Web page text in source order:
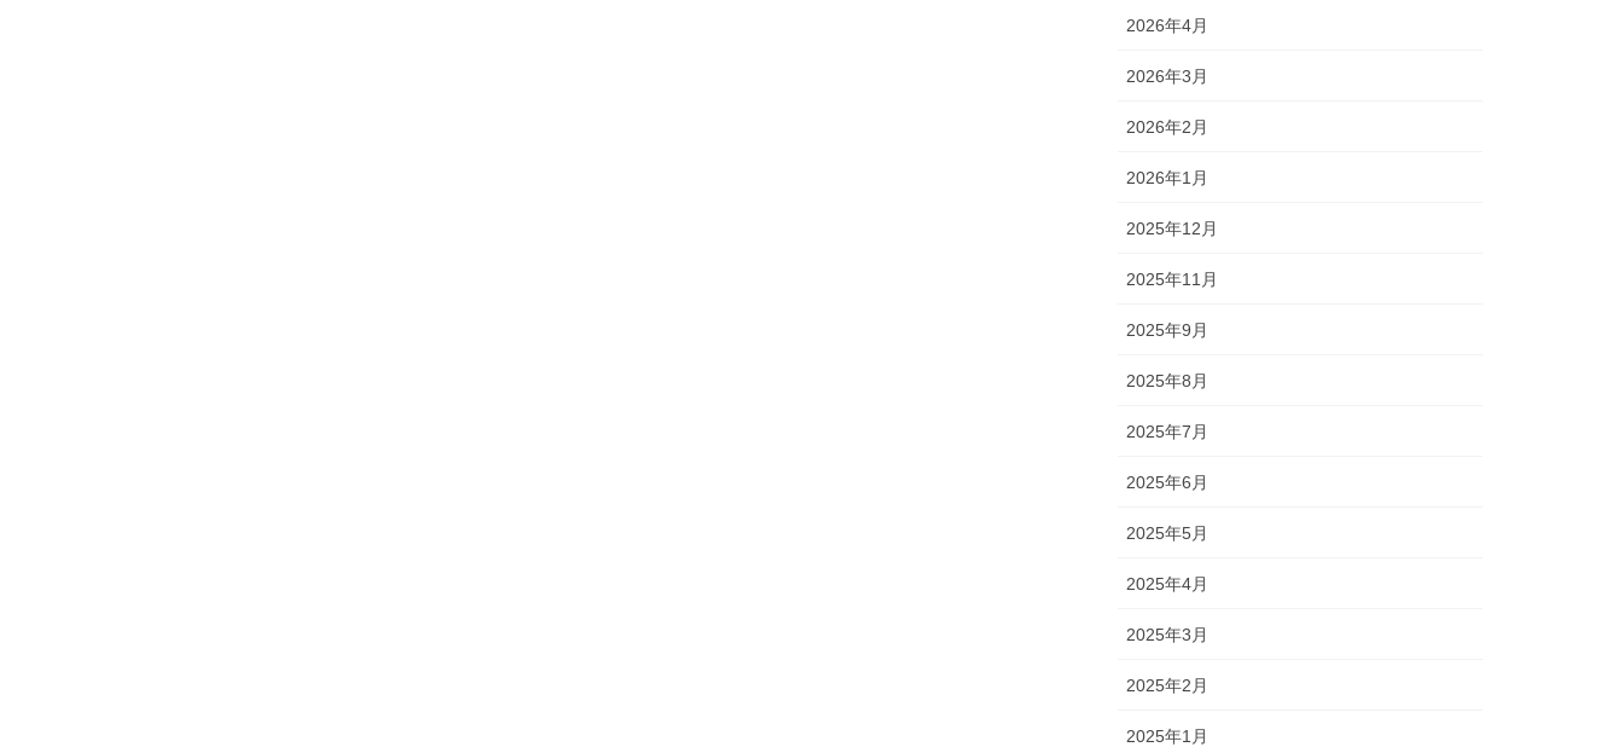
2026年4月
2026年3月
2026年2月
2026年1月
2025年12月
2025年11月
2025年9月
2025年8月
2025年7月
2025年6月
2025年5月
2025年4月
2025年3月
2025年2月
2025年1月